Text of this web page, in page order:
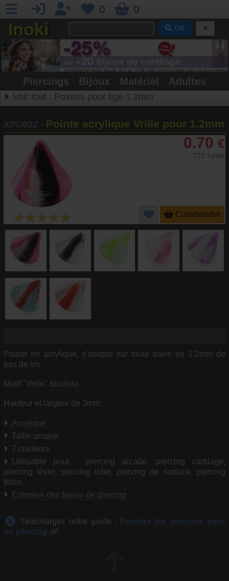
0 0
Inoki OK
Piercings Bijoux Matériel Adultes
Voir tout : Pointes pour tige 1.2mm
Pointe acrylique Vrille pour 1.2mm
0.70 €
TTC l'unité
Commander
Pointe en acrylique, s'adapte sur toute barre en 1.2mm de
pas de vis.
Motif "Vrille" bicolore.
Hauteur et largeur de 3mm.
Acrylique
Taille unique
7 couleurs
Utilisable pour : piercing arcade, piercing cartilage,
piercing lèvre, piercing lobe, piercing de surface, piercing
téton.
Entretien des bijoux de piercing
Téléchargez notre guide :
Prendre les mesures pour
un piercing